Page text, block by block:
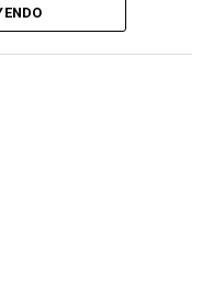
en zonas de costas
de montaña y